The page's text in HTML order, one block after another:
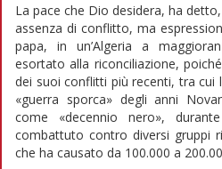
La pace che Dio desidera, ha
assenza di conflitto, ma
papa, in un’Algeria a
esortato alla riconciliazione,
dei suoi conflitti più recenti, tra cui
«guerra sporca» degli anni
come «decennio nero»,
combattuto contro diversi gruppi
che ha causato da 100.000 a